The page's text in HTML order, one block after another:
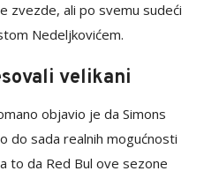
zvezde, ali po svemu sudeći
Nedeljkovićem.
velikani
objavio je da Simons
do sada realnih mogućnosti
to da Red Bul ove sezone